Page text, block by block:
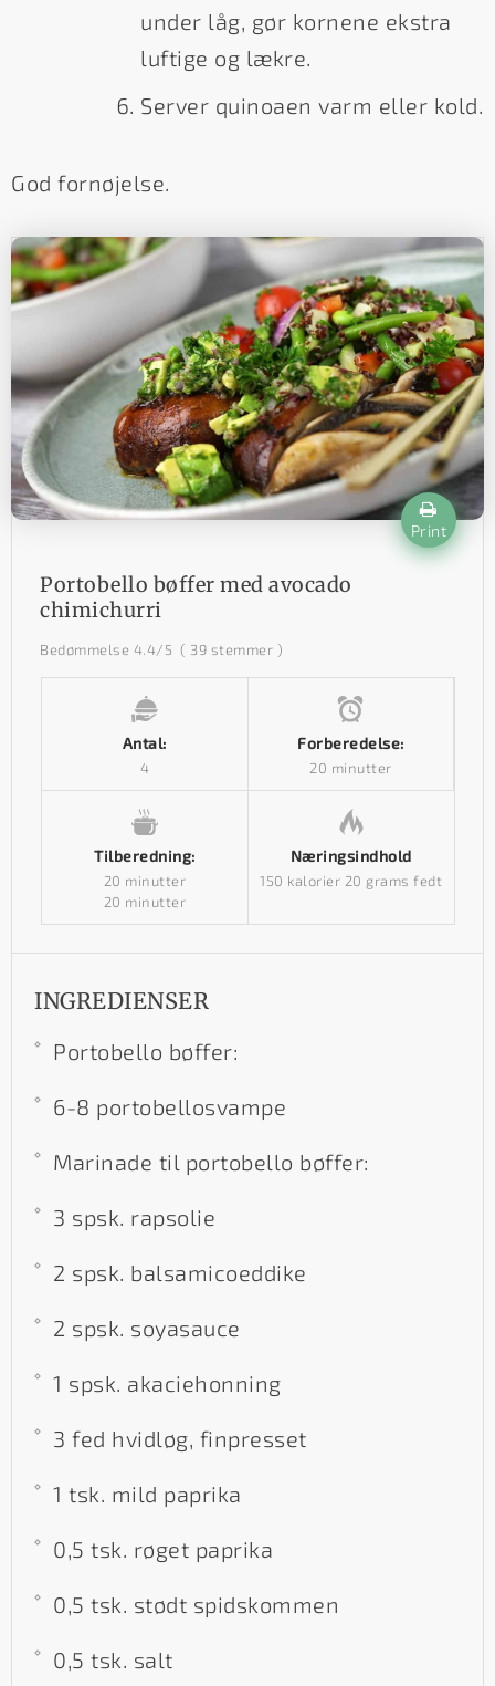
under låg, gør kornene ekstra
luftige og lækre.
Server quinoaen varm eller kold.
God fornøjelse.
Print
Portobello bøffer med avocado
chimichurri
Bedømmelse 4.4/5 ( 39 stemmer )
Antal:
4
Forberedelse:
20 minutter
Tilberedning:
20 minutter
20 minutter
Næringsindhold
150 kalorier 20 grams fedt
INGREDIENSER
Portobello bøffer:
6-8 portobellosvampe
Marinade til portobello bøffer:
3 spsk. rapsolie
2 spsk. balsamicoeddike
2 spsk. soyasauce
1 spsk. akaciehonning
3 fed hvidløg, finpresset
1 tsk. mild paprika
0,5 tsk. røget paprika
0,5 tsk. stødt spidskommen
0,5 tsk. salt